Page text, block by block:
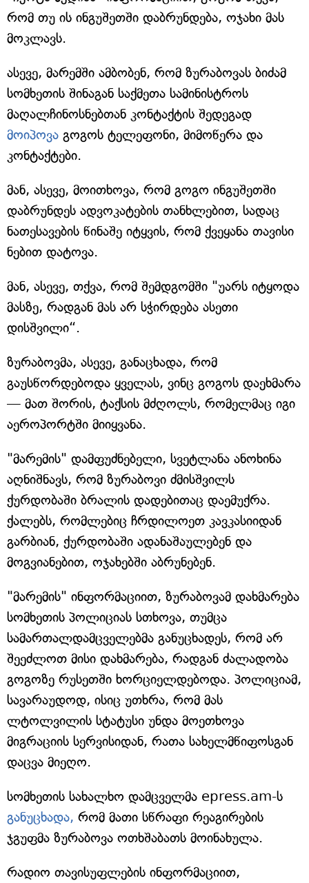
რომ თუ ის ინგუშეთში დაბრუნდება, ოჯახი მას
მოკლავს.
ასევე, მარემში ამბობენ, რომ ზურაბოვას ბიძამ
სომხეთის შინაგან საქმეთა სამინისტროს
მაღალჩინოსნებთან კონტაქტის შედეგად
მოიპოვა გოგოს ტელეფონი, მიმოწერა და
კონტაქტები.
მან, ასევე, მოითხოვა, რომ გოგო ინგუშეთში
დაბრუნდეს ადვოკატების თანხლებით, სადაც
ნათესავების წინაშე იტყვის, რომ ქვეყანა თავისი
ნებით დატოვა.
მან, ასევე, თქვა, რომ შემდგომში "უარს იტყოდა
მასზე, რადგან მას არ სჭირდება ასეთი
დისშვილი“.
ზურაბოვმა, ასევე, განაცხადა, რომ
გაუსწორდებოდა ყველას, ვინც გოგოს დაეხმარა
— მათ შორის, ტაქსის მძღოლს, რომელმაც იგი
აეროპორტში მიიყვანა.
"მარემის" დამფუძნებელი, სვეტლანა ანოხინა
აღნიშნავს, რომ ზურაბოვი ძმისშვილს
ქურდობაში ბრალის დადებითაც დაემუქრა.
ქალებს, რომლებიც ჩრდილოეთ კავკასიიდან
გარბიან, ქურდობაში ადანაშაულებენ და
მოგვიანებით, ოჯახებში აბრუნებენ.
"მარემის" ინფორმაციით, ზურაბოვამ დახმარება
სომხეთის პოლიციას სთხოვა, თუმცა
სამართალდამცველებმა განუცხადეს, რომ არ
შეეძლოთ მისი დახმარება, რადგან ძალადობა
გოგოზე რუსეთში ხორციელდებოდა. პოლიციამ,
სავარაუდოდ, ისიც უთხრა, რომ მას
ლტოლვილის სტატუსი უნდა მოეთხოვა
მიგრაციის სერვისიდან, რათა სახელმწიფოსგან
დაცვა მიეღო.
სომხეთის სახალხო დამცველმა epress.am-ს
განუცხადა, რომ მათი სწრაფი რეაგირების
ჯგუფმა ზურაბოვა ოთხშაბათს მოინახულა.
რადიო თავისუფლების ინფორმაციით,